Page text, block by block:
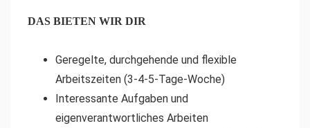
DAS BIETEN WIR DIR
Geregelte, durchgehende und flexible
Arbeitszeiten (3-4-5-Tage-Woche)
Interessante Aufgaben und
eigenverantwortliches Arbeiten